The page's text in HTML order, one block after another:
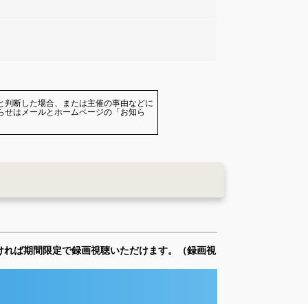
断した場合、または主催の事由などに
はメールとホームページの「お知ら
ば期間限定で録画視聴いただけます。（録画視